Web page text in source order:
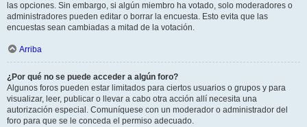
las opciones. Sin embargo, si algún miembro ha votado, solo moderadores o
administradores pueden editar o borrar la encuesta. Esto evita que las
encuestas sean cambiadas a mitad de la votación.
Arriba
¿Por qué no se puede acceder a algún foro?
Algunos foros pueden estar limitados para ciertos usuarios o grupos y para
visualizar, leer, publicar o llevar a cabo otra acción allí necesita una
autorización especial. Comuníquese con un moderador o administrador del
foro para que se le conceda el permiso adecuado.